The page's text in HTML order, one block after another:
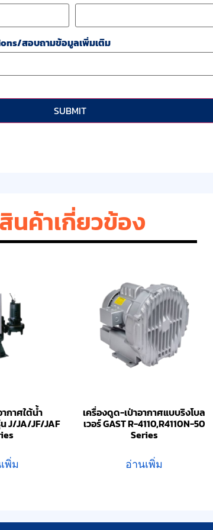
สอบถามข้อมูลเพิ่มเติม
สินค้าเกี่ยวข้อง
กาศใต้น้ำ
น J/JA/JF/JAF
พิ่ม
เครื่องดูด-เป่าอากาศแบบริงโบล
เวอร์ GAST R-4110,R4110N-50
Series
อ่านเพิ่ม